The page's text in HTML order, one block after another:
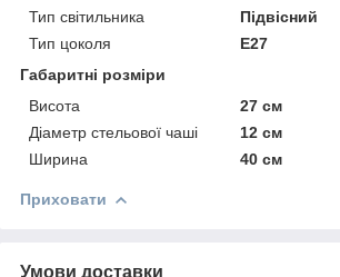
Тип світильника
Підвісний
Тип цоколя
E27
Габаритні розміри
Висота
27 см
Діаметр стельової чаші
12 см
Ширина
40 см
Приховати
Умови доставки